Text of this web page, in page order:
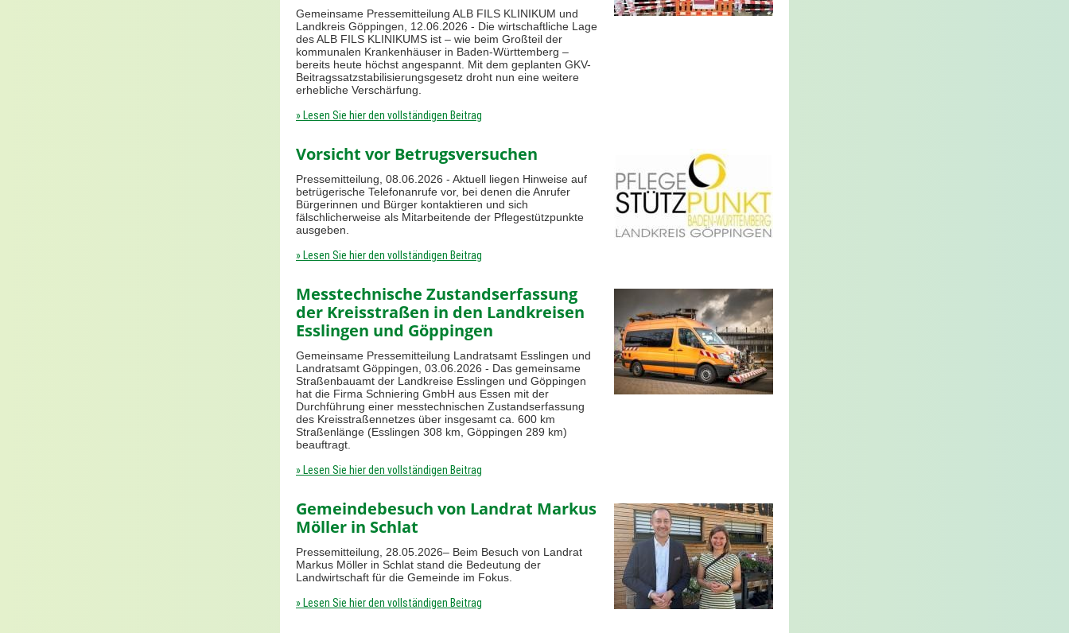
Gemeinsame Pressemitteilung ALB FILS KLINIKUM und
Landkreis Göppingen, 12.06.2026 - Die wirtschaftliche Lage
des ALB FILS KLINIKUMS ist – wie beim Großteil der
kommunalen Krankenhäuser in Baden-Württemberg –
bereits heute höchst angespannt. Mit dem geplanten GKV-
Beitragssatzstabilisierungsgesetz droht nun eine weitere
erhebliche Verschärfung.
» Lesen Sie hier den vollständigen Beitrag
Vorsicht vor Betrugsversuchen
Pressemitteilung, 08.06.2026 - Aktuell liegen Hinweise auf
betrügerische Telefonanrufe vor, bei denen die Anrufer
Bürgerinnen und Bürger kontaktieren und sich
fälschlicherweise als Mitarbeitende der Pflegestützpunkte
ausgeben.
» Lesen Sie hier den vollständigen Beitrag
Messtechnische Zustandserfassung
der Kreisstraßen in den Landkreisen
Esslingen und Göppingen
Gemeinsame Pressemitteilung Landratsamt Esslingen und
Landratsamt Göppingen, 03.06.2026 - Das gemeinsame
Straßenbauamt der Landkreise Esslingen und Göppingen
hat die Firma Schniering GmbH aus Essen mit der
Durchführung einer messtechnischen Zustandserfassung
des Kreisstraßennetzes über insgesamt ca. 600 km
Straßenlänge (Esslingen 308 km, Göppingen 289 km)
beauftragt.
» Lesen Sie hier den vollständigen Beitrag
Gemeindebesuch von Landrat Markus
Möller in Schlat
Pressemitteilung, 28.05.2026– Beim Besuch von Landrat
Markus Möller in Schlat stand die Bedeutung der
Landwirtschaft für die Gemeinde im Fokus.
» Lesen Sie hier den vollständigen Beitrag